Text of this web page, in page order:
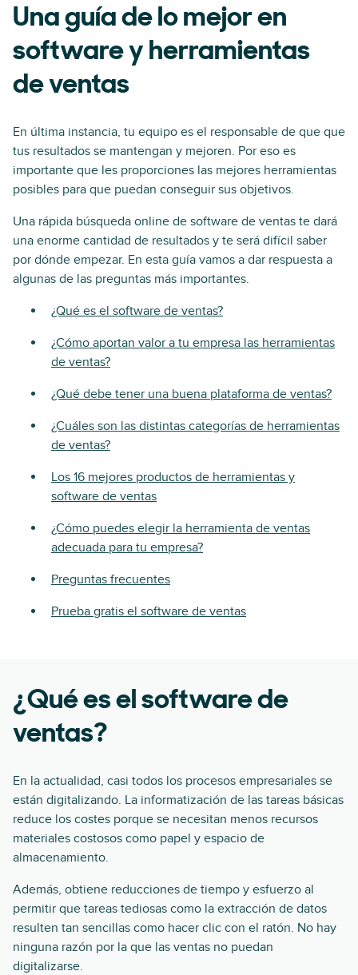
Una guía de lo mejor en
software y herramientas
de ventas
En última instancia, tu equipo es el responsable de que que
tus resultados se mantengan y mejoren. Por eso es
importante que les proporciones las mejores herramientas
posibles para que puedan conseguir sus objetivos.
Una rápida búsqueda online de software de ventas te dará
una enorme cantidad de resultados y te será difícil saber
por dónde empezar. En esta guía vamos a dar respuesta a
algunas de las preguntas más importantes.
¿Qué es el software de ventas?
¿Cómo aportan valor a tu empresa las herramientas
de ventas?
¿Qué debe tener una buena plataforma de ventas?
¿Cuáles son las distintas categorías de herramientas
de ventas?
Los 16 mejores productos de herramientas y
software de ventas
¿Cómo puedes elegir la herramienta de ventas
adecuada para tu empresa?
Preguntas frecuentes
Prueba gratis el software de ventas
¿Qué es el software de
ventas?
En la actualidad, casi todos los procesos empresariales se
están digitalizando. La informatización de las tareas básicas
reduce los costes porque se necesitan menos recursos
materiales costosos como papel y espacio de
almacenamiento.
Además, obtiene reducciones de tiempo y esfuerzo al
permitir que tareas tediosas como la extracción de datos
resulten tan sencillas como hacer clic con el ratón. No hay
ninguna razón por la que las ventas no puedan
digitalizarse.